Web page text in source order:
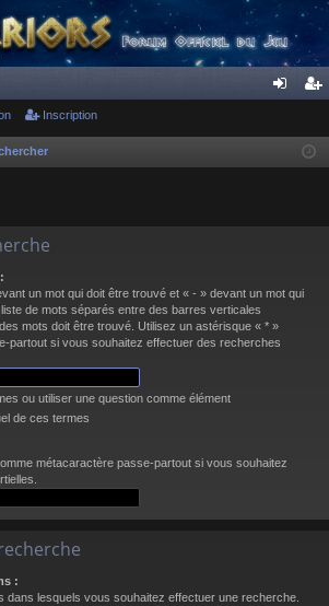
cri
Inscription
un mot qui doit être trouvé et « - » devant un mot qui
de mots séparés entre des barres verticales
mots doit être trouvé. Utilisez un astérisque « * »
partout si vous souhaitez effectuer des recherches
ou utiliser une question comme élément
de ces termes
métacaractère passe-partout si vous souhaitez
:
dans lesquels vous souhaitez effectuer une recherche.